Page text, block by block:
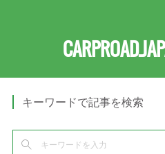
キーワードで記事を検索